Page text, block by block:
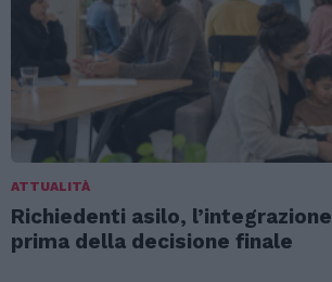
ATTUALITÀ
Richiedenti asilo,
prima della decisione finale